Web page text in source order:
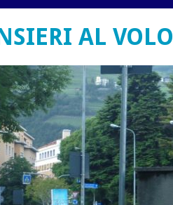
AL VOLO